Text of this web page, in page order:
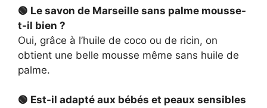
🟢 Le savon de Marseille sans palme mousse-
t-il bien ?
Oui, grâce à l’huile de coco ou de ricin, on
obtient une belle mousse même sans huile de
palme.
🟢 Est-il adapté aux bébés et peaux sensibles